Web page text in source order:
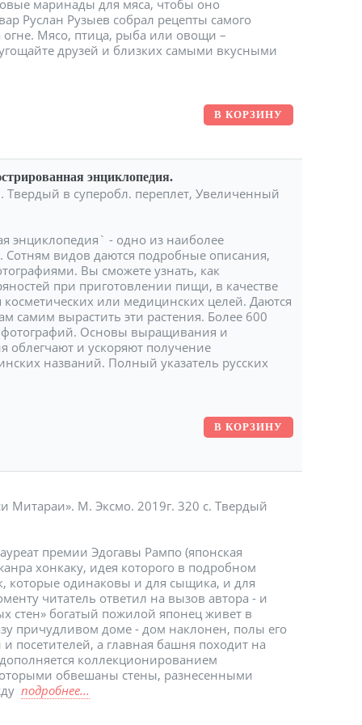
маринады для мяса, чтобы оно
Руслан Рузыев собрал рецепты самого
Мясо, птица, рыба или овощи –
друзей и близких самыми вкусными
энциклопедия.
в суперобл. переплет, Увеличенный
энциклопедия` - одно из наиболее
Сотням видов даются подробные описания,
Вы сможете узнать, как
при приготовлении пищи, в качестве
или медицинских целей. Даются
самим вырастить эти растения. Более 600
Основы выращивания и
облегчают и ускоряют получение
названий. Полный указатель русских
Митараи». М. Эксмо. 2019г. 320 с. Твердый
премии Эдогавы Рампо (японская
хонкаку, идея которого в подробном
которые одинаковы и для сыщика, и для
читатель ответил на вызов автора - и
стен» богатый пожилой японец живет в
причудливом доме - дом наклонен, полы его
посетителей, а главная башня походит на
коллекционированием
обвешаны стены, разнесенными
подробнее...